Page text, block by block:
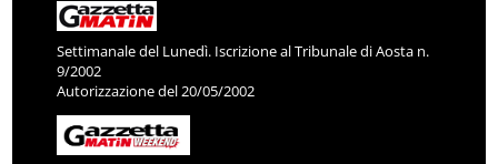
Settimanale del Lunedì. Iscrizione al Tribunale di Aosta n.
9/2002
Autorizzazione del 20/05/2002